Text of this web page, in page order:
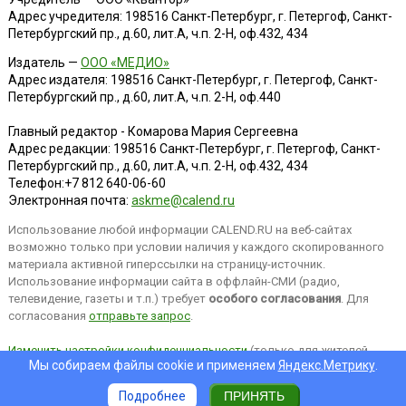
Адрес учредителя: 198516 Санкт-Петербург, г. Петергоф, Санкт-
Петербургский пр., д.60, лит.А, ч.п. 2-Н, оф.432, 434
Издатель — ООО «МЕДИО»
Адрес издателя: 198516 Санкт-Петербург, г. Петергоф, Санкт-
Петербургский пр., д.60, лит.А, ч.п. 2-Н, оф.440
Главный редактор - Комарова Мария Сергеевна
Адрес редакции: 198516 Санкт-Петербург, г. Петергоф, Санкт-
Петербургский пр., д.60, лит.А, ч.п. 2-Н, оф.432, 434
Телефон:+7 812 640-06-60
Электронная почта: askme@calend.ru
Использование любой информации CALEND.RU на веб-сайтах
возможно только при условии наличия у каждого скопированного
материала активной гиперссылки на страницу-источник.
Использование информации сайта в оффлайн-СМИ (радио,
телевидение, газеты и т.п.) требует особого согласования. Для
согласования отправьте запрос.
Изменить настройки конфиденциальности(только для жителей
EEA).Мы собираем файлы cookie и применяем Яндекс.Метрику.
Подробнее ПРИНЯТЬ